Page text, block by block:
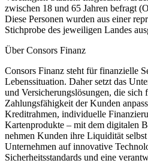
zwischen 18 und 65 Jahren befragt
Diese Personen wurden aus einer
Stichprobe des jeweiligen Landes
Über Consors Finanz
Consors Finanz steht für finanzielle
Lebenssituation. Daher setzt das
und Versicherungslösungen, die sich
Zahlungsfähigkeit der Kunden
Kreditrahmen, individuelle
Kartenprodukte – mit dem digitalen
nehmen Kunden ihre Liquidität
Unternehmen auf innovative
Sicherheitsstandards und eine